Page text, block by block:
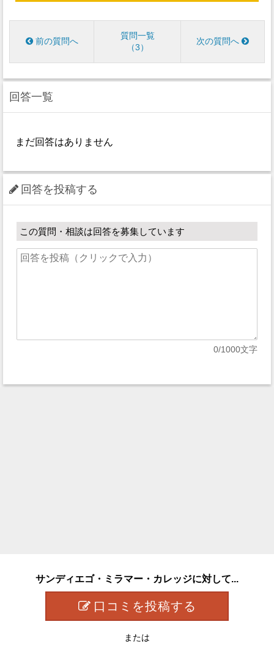
前の質問へ
質問一覧
3
次の質問へ
回答一覧
まだ回答はありません
回答を投稿する
この質問・相談は回答を募集しています
0/1000文字
サンディエゴ・ミラマー・カレッジに対して...
口コミを投稿する
または